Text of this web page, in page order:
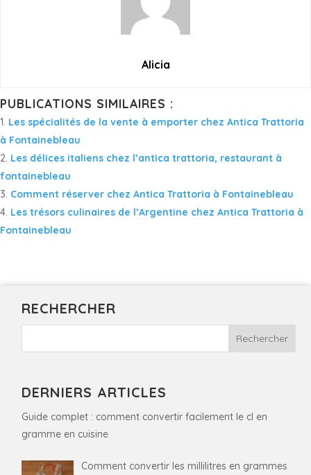
Alicia
PUBLICATIONS SIMILAIRES :
Les spécialités de la vente à emporter chez Antica Trattoria
à Fontainebleau
Les délices italiens chez l’antica trattoria, restaurant à
fontainebleau
Comment réserver chez Antica Trattoria à Fontainebleau
Les trésors culinaires de l’Argentine chez Antica Trattoria à
Fontainebleau
RECHERCHER
DERNIERS ARTICLES
Guide complet : comment convertir facilement le cl en
gramme en cuisine
Comment convertir les millilitres en grammes